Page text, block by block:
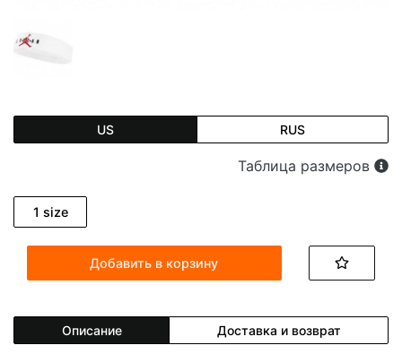
US RUS
Таблица размеров
1 size
Добавить в корзину
Описание Доставка и возврат